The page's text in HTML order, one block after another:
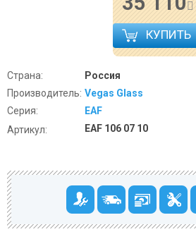
КУПИТЬ
Страна:
Россия
Производитель: Vegas Glass
Серия:
EAF
Артикул:
EAF 106 07 10